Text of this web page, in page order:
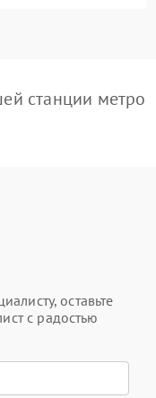
станции метро
оставьте
с радостью